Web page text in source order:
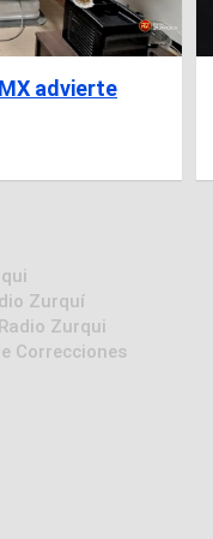
advierte
Zurquí
Zurqui
Correcciones